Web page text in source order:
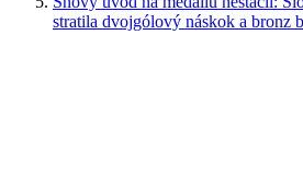
stratila dvojgólový náskok a bronz